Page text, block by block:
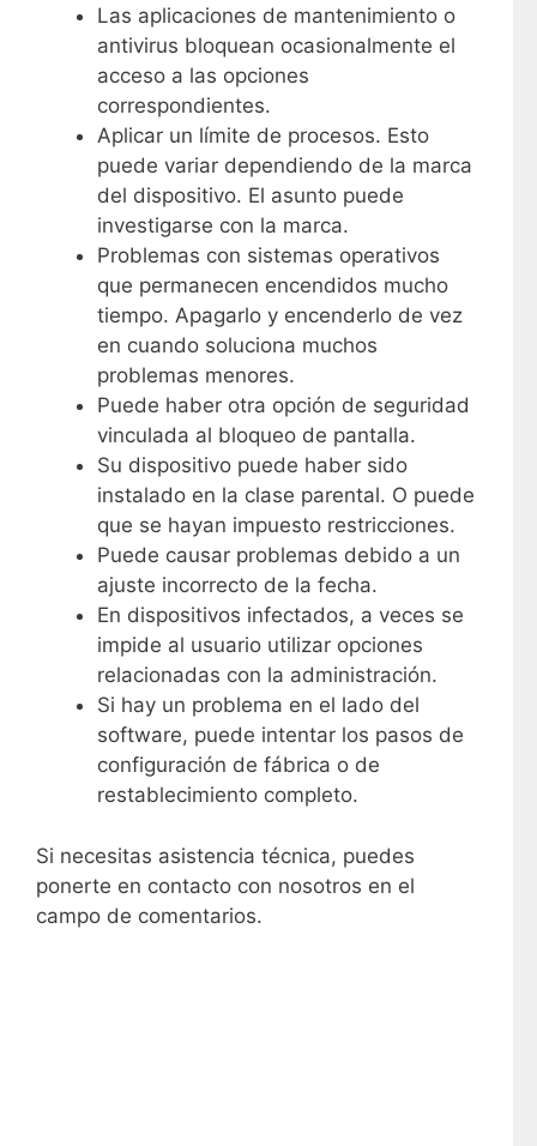
Las aplicaciones de mantenimiento o
antivirus bloquean ocasionalmente el
acceso a las opciones
correspondientes.
Aplicar un límite de procesos. Esto
puede variar dependiendo de la marca
del dispositivo. El asunto puede
investigarse con la marca.
Problemas con sistemas operativos
que permanecen encendidos mucho
tiempo. Apagarlo y encenderlo de vez
en cuando soluciona muchos
problemas menores.
Puede haber otra opción de seguridad
vinculada al bloqueo de pantalla.
Su dispositivo puede haber sido
instalado en la clase parental. O puede
que se hayan impuesto restricciones.
Puede causar problemas debido a un
ajuste incorrecto de la fecha.
En dispositivos infectados, a veces se
impide al usuario utilizar opciones
relacionadas con la administración.
Si hay un problema en el lado del
software, puede intentar los pasos de
configuración de fábrica o de
restablecimiento completo.
Si necesitas asistencia técnica, puedes
ponerte en contacto con nosotros en el
campo de comentarios.